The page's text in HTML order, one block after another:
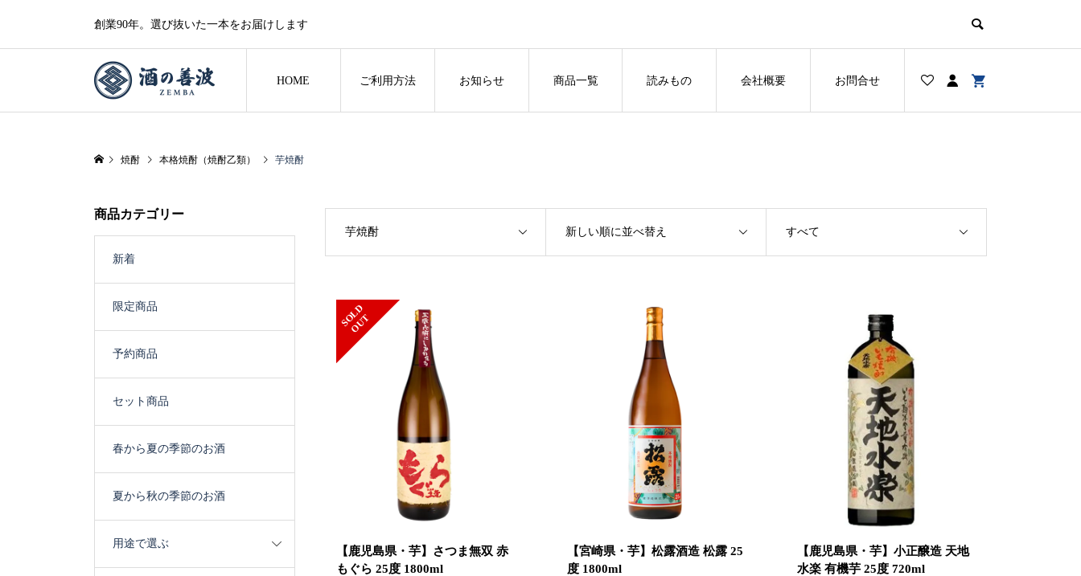
創業90年。選び抜いた一本をお届けします
HOME ご利用方法 お知らせ 商品一覧 読みもの 会社概要 お問合せ
焼酎 本格焼酎（焼酎乙類） 芋焼酎
芋焼酎 新しい順に並べ替え すべて
S
O
L
D
O
U
T
【鹿児島県・芋】さつま無双 赤
もぐら 25度 1800ml
【宮崎県・芋】松露酒造 松露 25
度 1800ml
【鹿児島県・芋】小正醸造 天地
水楽 有機芋 25度 720ml
商品カテゴリー
新着
限定商品
予約商品
セット商品
春から夏の季節のお酒
夏から秋の季節のお酒
用途で選ぶ